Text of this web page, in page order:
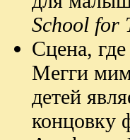
School for
Сцена,
Мегги
детей
концовку